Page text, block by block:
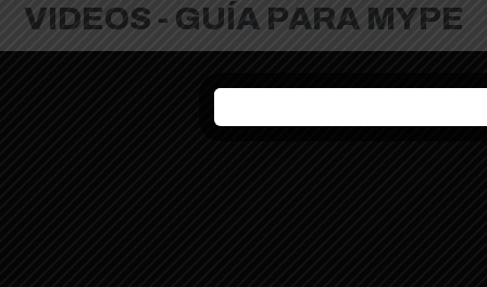
VIDEOS - GUÍA PARA MYPE